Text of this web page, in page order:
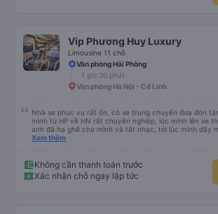
Vip Phương Huy Luxury
Limousine 11 chỗ
Văn phòng Hải Phòng
1 giờ 30 phút
Văn phòng Hà Nội - Cổ Linh
Nhà xe phục vụ rất ổn, có xe trung chuyển đưa đón
mình từ HP về HN rất chuyên nghiệp, lúc mình lên xe
anh đã hạ ghế cho mình và tắt nhạc, tới lúc mình dậy
thấy điện thoại thì anh đã ngay lập tức gọi xe trung
Xem thêm
Không cần thanh toán trước
Xác nhận chỗ ngay lập tức